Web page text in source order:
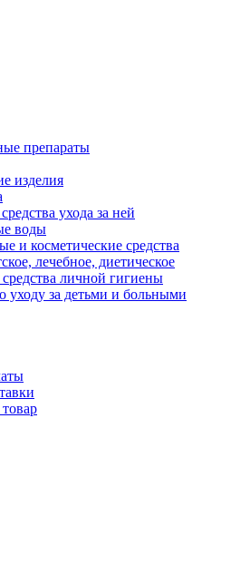
препараты
изделия
ухода за ней
воды
и косметические средства
лечебное, диетическое
личной гигиены
уходу за детьми и больными